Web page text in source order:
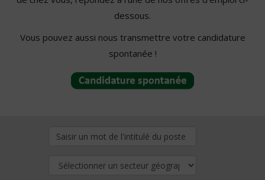
dessous.
Vous pouvez aussi nous transmettre votre candidature
spontanée !